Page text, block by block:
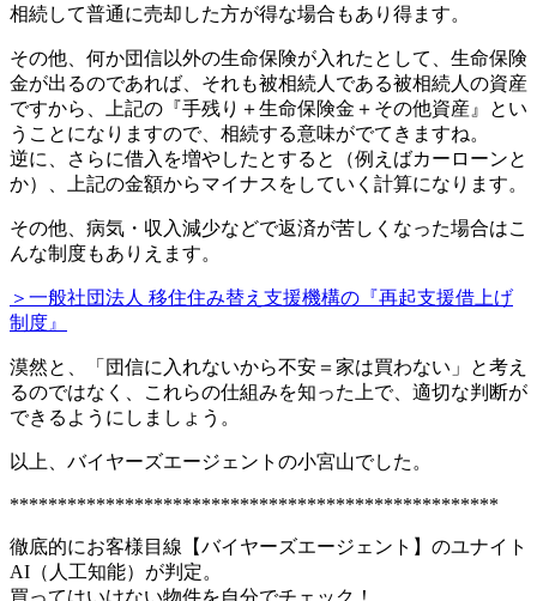
相続して普通に売却した方が得な場合もあり得ます。
その他、何か団信以外の生命保険が入れたとして、生命保険
金が出るのであれば、それも被相続人である被相続人の資産
ですから、上記の『手残り＋生命保険金＋その他資産』とい
うことになりますので、相続する意味がでてきますね。
逆に、さらに借入を増やしたとすると（例えばカーローンと
か）、上記の金額からマイナスをしていく計算になります。
その他、病気・収入減少などで返済が苦しくなった場合はこ
んな制度もありえます。
＞一般社団法人 移住住み替え支援機構の『再起支援借上げ
制度』
漠然と、「団信に入れないから不安＝家は買わない」と考え
るのではなく、これらの仕組みを知った上で、適切な判断が
できるようにしましょう。
以上、バイヤーズエージェントの小宮山でした。
***************************************************
徹底的にお客様目線【バイヤーズエージェント】のユナイト
AI（人工知能）が判定。
買ってはいけない物件を自分でチェック！